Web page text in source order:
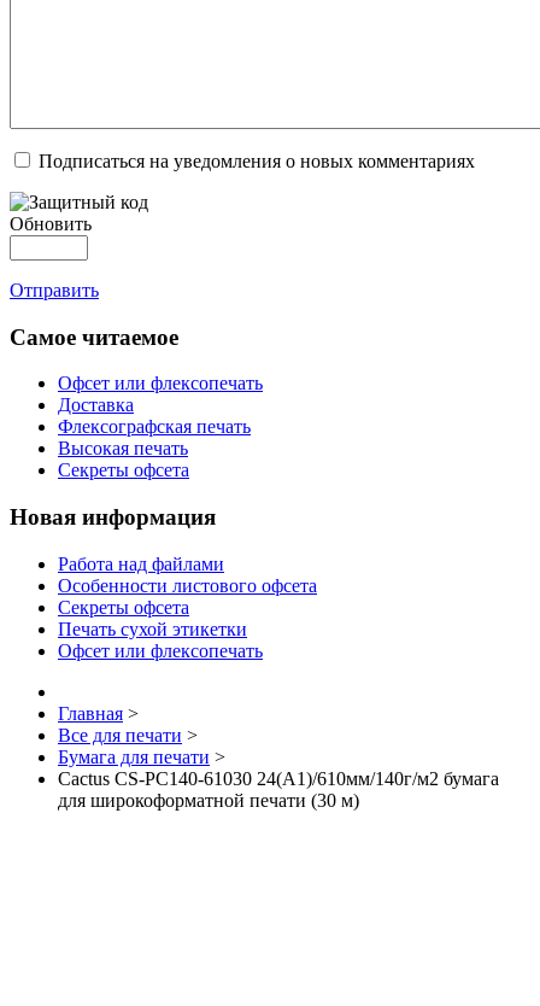
Подписаться на уведомления о новых комментариях
Обновить
Отправить
Самое читаемое
Офсет или флексопечать
Доставка
Флексографская печать
Высокая печать
Секреты офсета
Новая информация
Работа над файлами
Особенности листового офсета
Секреты офсета
Печать сухой этикетки
Офсет или флексопечать
Главная >
Все для печати >
Бумага для печати >
Cactus CS-PC140-61030 24(A1)/610мм/140г/м2 бумага
для широкоформатной печати (30 м)